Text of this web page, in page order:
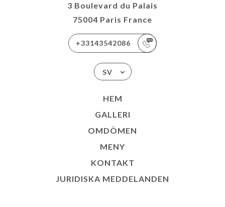
3 Boulevard du Palais
75004 Paris France
+33143542086
SV
HEM
GALLERI
OMDÖMEN
MENY
KONTAKT
JURIDISKA MEDDELANDEN